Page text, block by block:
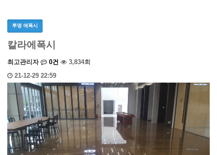
투명 에폭시
칼라에폭시
작
성
최고관리자 댓
글
0건 조 3,834회
작 21-12-29 22:59